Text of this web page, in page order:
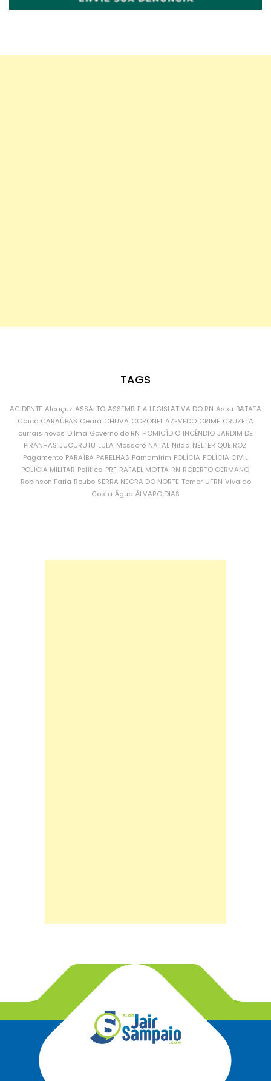
TAGS
ACIDENTE Alcaçuz ASSALTO ASSEMBLEIA LEGISLATIVA DO RN Assu BATATA
Caicó CARAÚBAS Ceará CHUVA CORONEL AZEVEDO CRIME CRUZETA
currais novos Dilma Governo do RN HOMICÍDIO INCÊNDIO JARDIM DE
PIRANHAS JUCURUTU LULA Mossoró NATAL Nilda NÉLTER QUEIROZ
Pagamento PARAÍBA PARELHAS Parnamirim POLÍCIA POLÍCIA CIVIL
POLÍCIA MILITAR Política PRF RAFAEL MOTTA RN ROBERTO GERMANO
Robinson Faria Roubo SERRA NEGRA DO NORTE Temer UFRN Vivaldo
Costa Água ÁLVARO DIAS